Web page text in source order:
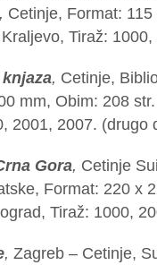
Cetinje, Format:
Tiraž: 1000,
, Cetinje,
mm, Obim: 208
2001, 2007. (drugo
Gora, Cetinje
Format: 220 x
Tiraž: 1000,
, Zagreb – Cetinje,